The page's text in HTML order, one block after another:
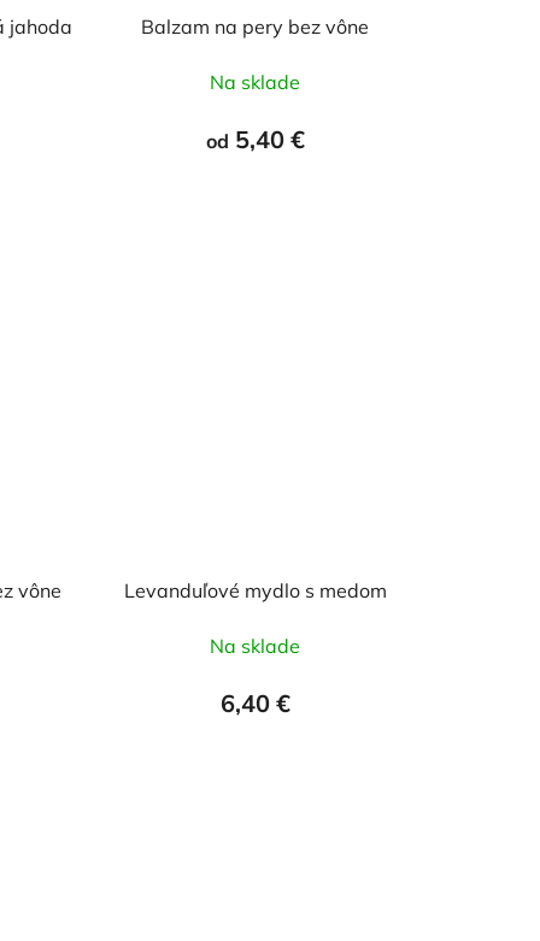
o
jahoda Balzam na pery bez vône
Na sklade
od 5,40 €
vône Levanduľové mydlo s medom
Na sklade
6,40 €